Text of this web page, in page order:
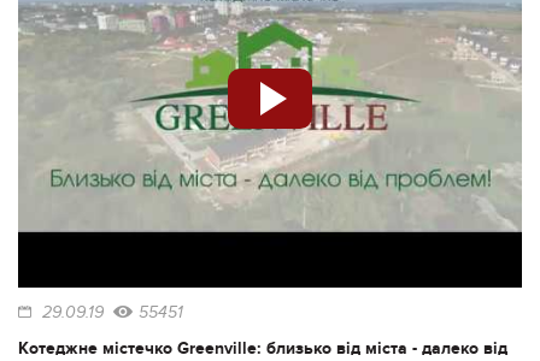
29.09.19 55451
Котеджне містечко Greenville: близько від міста - далеко від